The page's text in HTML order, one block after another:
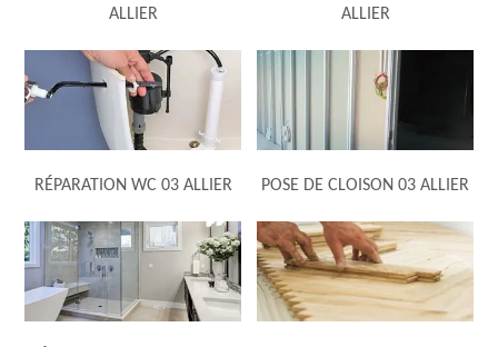
ALLIER
ALLIER
RÉPARATION WC 03 ALLIER POSE DE CLOISON 03 ALLIER